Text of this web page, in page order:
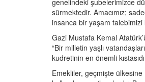
genelindeki şubelerimizce
sürmektedir. Amacımız;
insanca bir yaşam talebimizi
Gazi Mustafa Kemal
“Bir milletin yaşlı
kudretinin en önemli
Emekliler, geçmişte